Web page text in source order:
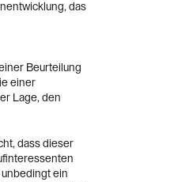
das
Beurteilung
einer
Lage, den
dass dieser
ein